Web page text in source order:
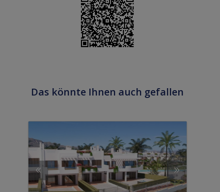
Das könnte Ihnen auch gefallen